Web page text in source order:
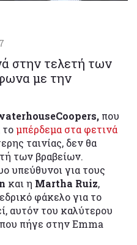
στην τελετή των
με την
που
τομπέρδεμα στα φετινά
ταινίας, δεν θα
των βραβείων.
υπεύθυνοι για τους
και η Martha Ruiz,
φάκελο για το
αυτόν του καλύτερου
πήγε στην Emma